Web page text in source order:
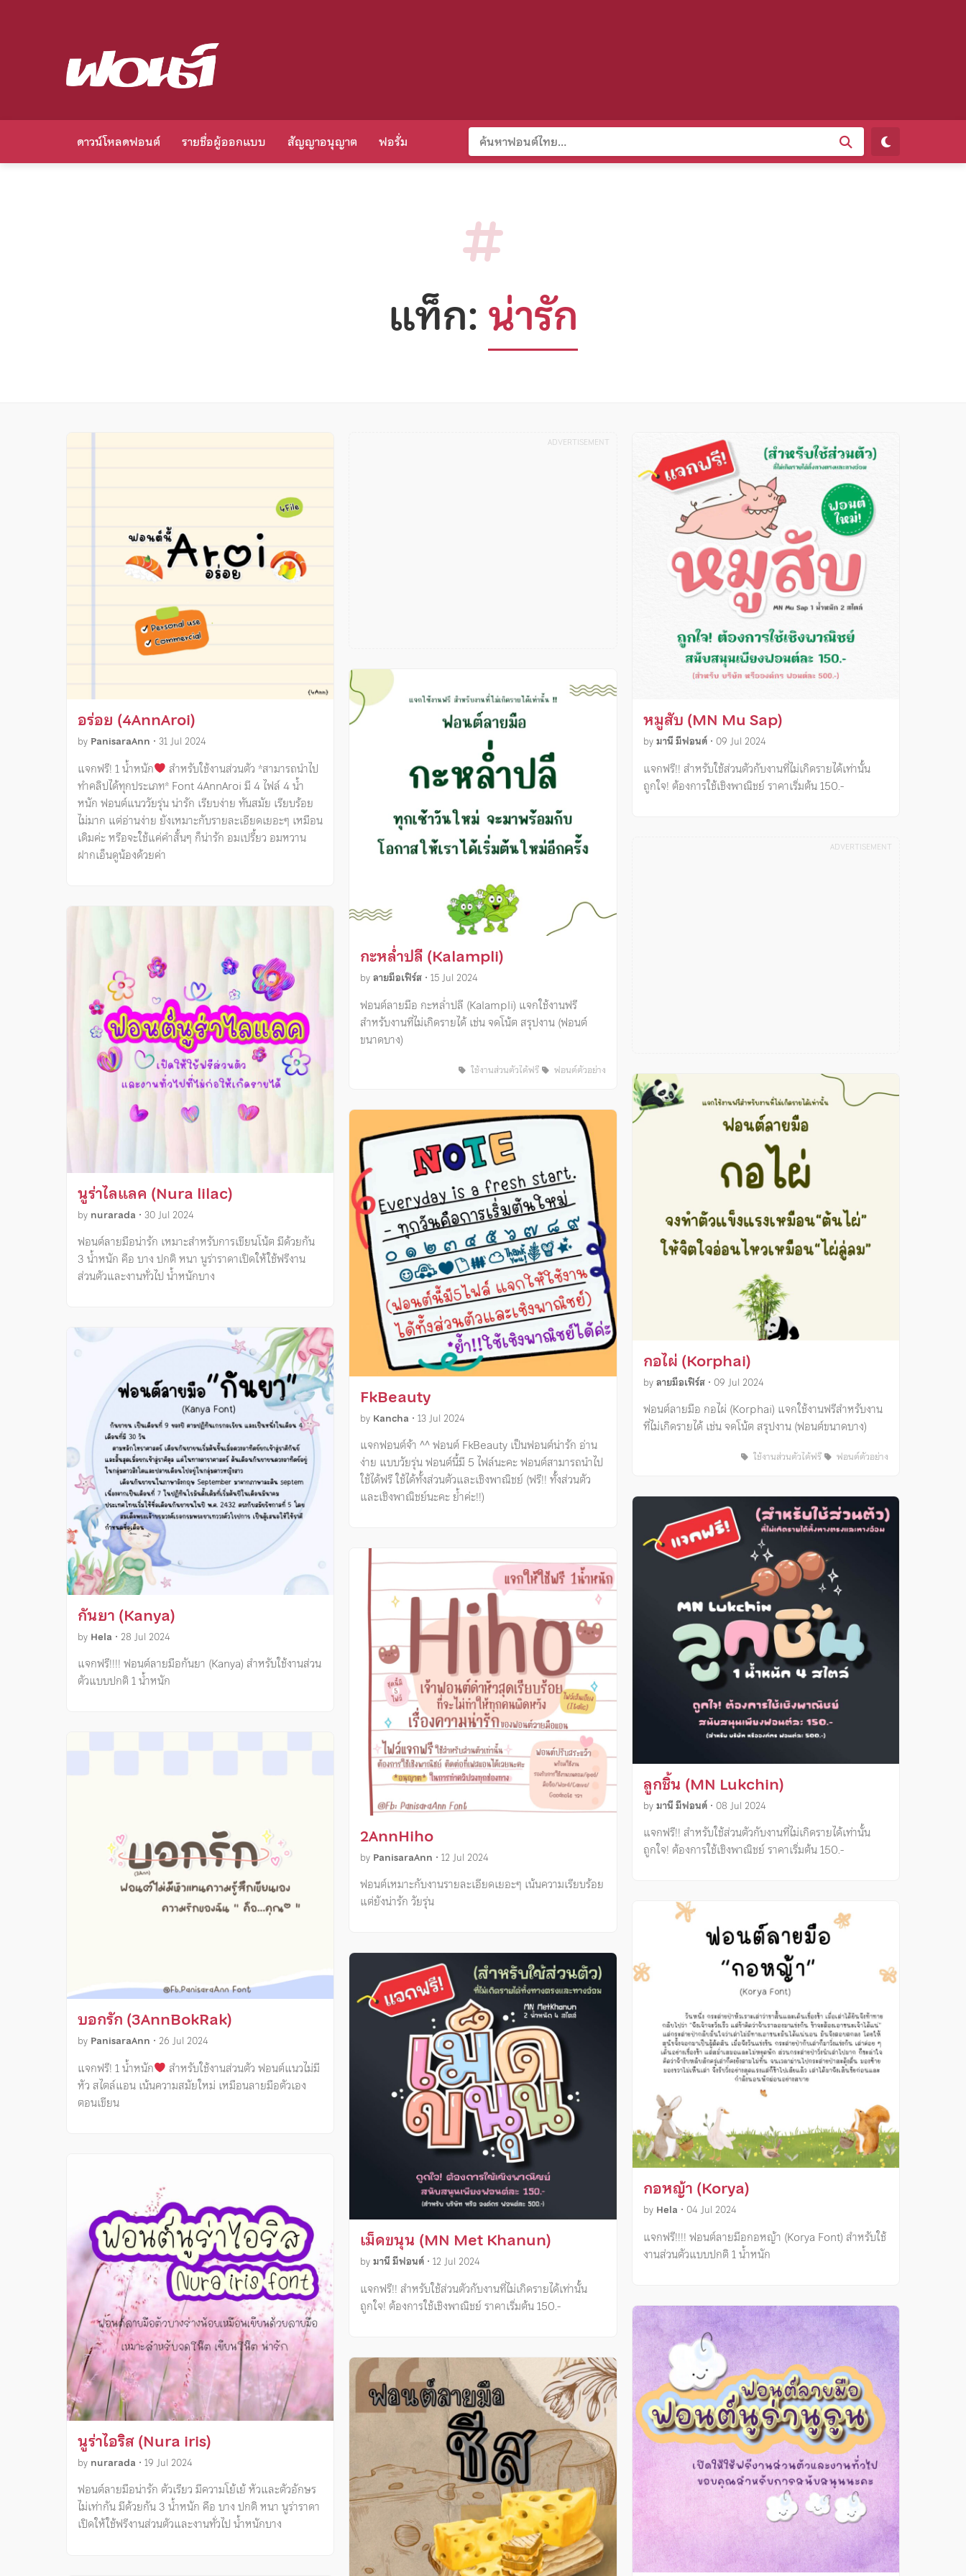
ดาวน์โหลดฟอนต์ รายชื่อผู้ออกแบบ สัญญาอนุญาต ฟอรั่ม
แท็ก:น่ารัก
อร่อย (4AnnAroi)
by PanisaraAnn • 31 Jul 2024
แจกฟรี! 1 น้ำหนัก
สำหรับใช้งานส่วนตัว *สามารถนำไป
ทำคลิปได้ทุกประเภท* Font 4AnnAroi มี 4 ไฟล์ 4 น้ำ
หนัก ฟอนต์แนววัยรุ่น น่ารัก เรียบง่าย ทันสมัย เรียบร้อย
ไม่มาก แต่อ่านง่าย ยังเหมาะกับรายละเอียดเยอะๆ เหมือน
เดิมค่ะ หรือจะใช้แค่คำสั้นๆ ก็น่ารัก อมเปรี้ยว อมหวาน
ฝากเอ็นดูน้องด้วยค่า
นูร่าไลแลค (Nura lilac)
by nurarada • 30 Jul 2024
ฟอนต์ลายมือน่ารัก เหมาะสำหรับการเขียนโน้ต มีด้วยกัน
3 น้ำหนัก คือ บาง ปกติ หนา นูร่าราดาเปิดให้ใช้ฟรีงาน
ส่วนตัวและงานทั่วไป น้ำหนักบาง
กันยา (Kanya)
by Hela • 28 Jul 2024
แจกฟรี!!!! ฟอนต์ลายมือกันยา (Kanya) สำหรับใช้งานส่วน
ตัวแบบปกติ 1 น้ำหนัก
บอกรัก (3AnnBokRak)
by PanisaraAnn • 26 Jul 2024
แจกฟรี! 1 น้ำหนัก
สำหรับใช้งานส่วนตัว ฟอนต์แนวไม่มี
หัว สไตล์แอน เน้นความสมัยใหม่ เหมือนลายมือตัวเอง
ตอนเขียน
นูร่าไอริส (Nura iris)
by nurarada • 19 Jul 2024
ฟอนต์ลายมือน่ารัก ตัวเรียว มีความโย้เย้ หัวและตัวอักษร
ไม่เท่ากัน มีด้วยกัน 3 น้ำหนัก คือ บาง ปกติ หนา นูร่าราดา
เปิดให้ใช้ฟรีงานส่วนตัวและงานทั่วไป น้ำหนักบาง
กะหล่ำปลี (Kalampli)
byลายมือเฟิร์ส •15 Jul 2024
ฟอนต์ลายมือ กะหล่ำปลี (Kalampli) แจกใช้งานฟรี
สำหรับงานที่ไม่เกิดรายได้ เช่น จดโน้ต สรุปงาน (ฟอนต์
ขนาดบาง)
ใช้งานส่วนตัวได้ฟรี ฟอนต์ตัวอย่าง
FkBeauty
by Kancha •13 Jul 2024
แจกฟอนต์จ้า ^^ ฟอนต์ FkBeauty เป็นฟอนต์น่ารัก อ่าน
ง่าย แบบวัยรุ่น ฟอนต์นี้มี 5 ไฟล์นะคะ ฟอนต์สามารถนำไป
ใช้ได้ฟรี ใช้ได้ทั้งส่วนตัวและเชิงพาณิชย์ (ฟรี!! ทั้งส่วนตัว
และเชิงพาณิชย์นะคะ ย้ำค่ะ!!)
2AnnHiho
by PanisaraAnn •12 Jul 2024
ฟอนต์เหมาะกับงานรายละเอียดเยอะๆ เน้นความเรียบร้อย
แต่ยังน่ารัก วัยรุ่น
เม็ดขนุน (MN Met Khanun)
byมานี มีฟอนต์ •12 Jul 2024
แจกฟรี!! สำหรับใช้ส่วนตัวกับงานที่ไม่เกิดรายได้เท่านั้น
ถูกใจ! ต้องการใช้เชิงพาณิชย์ ราคาเริ่มต้น 150.-
หมูสับ (MN Mu Sap)
byมานี มีฟอนต์• 09 Jul 2024
แจกฟรี!! สำหรับใช้ส่วนตัวกับงานที่ไม่เกิดรายได้เท่านั้น
ถูกใจ! ต้องการใช้เชิงพาณิชย์ ราคาเริ่มต้น 150.-
กอไผ่ (Korphai)
byลายมือเฟิร์ส• 09 Jul 2024
ฟอนต์ลายมือ กอไผ่ (Korphai) แจกใช้งานฟรีสำหรับงาน
ที่ไม่เกิดรายได้ เช่น จดโน้ต สรุปงาน (ฟอนต์ขนาดบาง)
ใช้งานส่วนตัวได้ฟรี ฟอนต์ตัวอย่าง
ลูกชิ้น (MN Lukchin)
byมานี มีฟอนต์• 08 Jul 2024
แจกฟรี!! สำหรับใช้ส่วนตัวกับงานที่ไม่เกิดรายได้เท่านั้น
ถูกใจ! ต้องการใช้เชิงพาณิชย์ ราคาเริ่มต้น 150.-
กอหญ้า (Korya)
by Hela • 04 Jul 2024
แจกฟรี!!!! ฟอนต์ลายมือกอหญ้า (Korya Font) สำหรับใช้
งานส่วนตัวแบบปกติ 1 น้ำหนัก